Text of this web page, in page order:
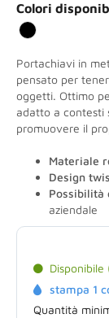
Colori
Portachiavi in
pensato per
oggetti. Ottimo
adatto a contesti
promuovere il
Materiale
Design
Possibilità
aziendale
Disponibile
stampa 1
Quantità